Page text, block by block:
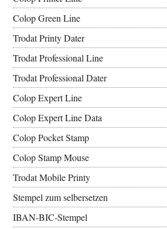
Colop Green Line
Trodat Printy Dater
Trodat Professional Line
Trodat Professional Dater
Colop Expert Line
Colop Expert Line Data
Colop Pocket Stamp
Colop Stamp Mouse
Trodat Mobile Printy
Stempel zum selbersetzen
IBAN-BIC-Stempel